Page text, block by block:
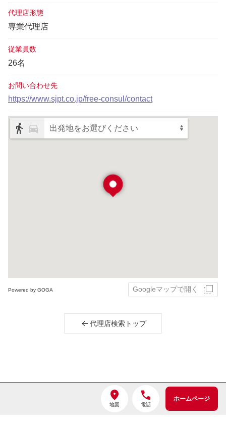
代理店形態
専業代理店
従業員数
26名
お問い合わせ先
https://www.sjpt.co.jp/free-consul/contact
出発地をお選びください
Powered by GOGA Googleマップで開く
代理店検索トップ
地図 電話
ホームページ
Copyright©2014-
2026
Sompo Japan Insurance Inc.
All Rights Reserved.